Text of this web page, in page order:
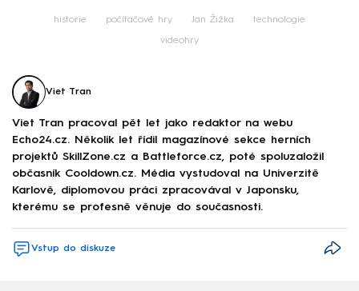
historie počítačové hry Jan Žižka technologie
videohry
Viet Tran
Viet Tran pracoval pět let jako redaktor na webu
Echo24.cz. Několik let řídil magazínové sekce herních
projektů SkillZone.cz a Battleforce.cz, poté spoluzaložil
občasník Cooldown.cz. Média vystudoval na Univerzitě
Karlově, diplomovou práci zpracovával v Japonsku,
kterému se profesně věnuje do současnosti.
Vstup do diskuze